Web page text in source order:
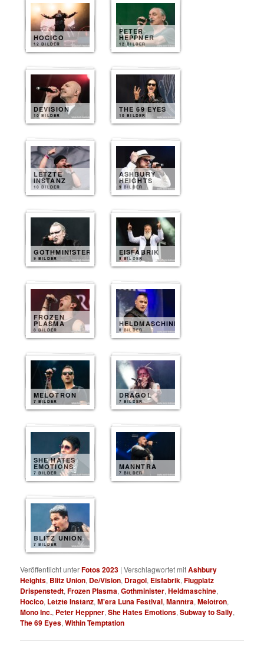
HOCICO
12 BILDER
PETER
HEPPNER
12 BILDER
DEVISION
10 BILDER
THE 69 EYES
10 BILDER
LETZTE
INSTANZ
10 BILDER
ASHBURY
HEIGHTS
9 BILDER
GOTHMINISTER
9 BILDER
EISFABRIK
9 BILDER
FROZEN
PLASMA
8 BILDER
HELDMASCHINE
8 BILDER
MELOTRON
7 BILDER
DRAGOL
7 BILDER
SHE HATES
EMOTIONS
7 BILDER
MANNTRA
7 BILDER
BLITZ UNION
7 BILDER
Veröffentlicht unterFotos 2023 |Verschlagwortet mitAshbury
Heights, Blitz Union, De/Vision, Dragol, Eisfabrik,Flugplatz
Drispenstedt,Frozen Plasma,Gothminister,Heldmaschine,
Hocico, Letzte Instanz,M'era Luna Festival,Manntra,Melotron,
Mono Inc., Peter Heppner,She Hates Emotions,Subway to Sally,
The 69 Eyes,Within Temptation